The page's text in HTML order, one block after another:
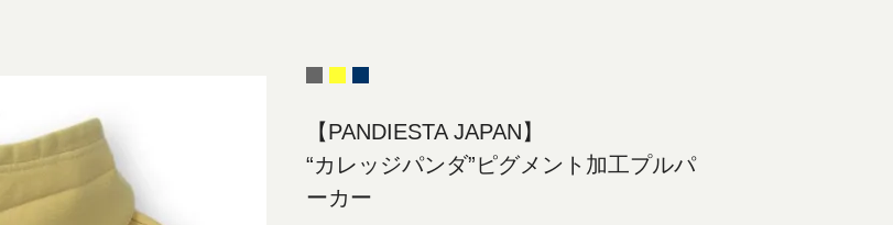
【PANDIESTA JAPAN】
“カレッジパンダ”ピグメント加工プルパ
ーカー